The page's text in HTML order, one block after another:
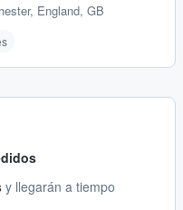
England, GB
y llegarán a tiempo